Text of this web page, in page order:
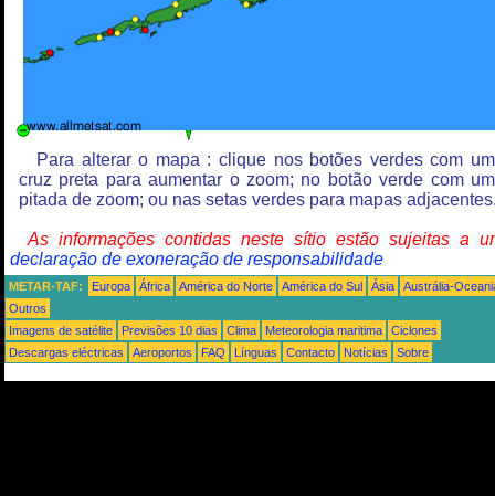
Para alterar o mapa : clique nos botões verdes com
cruz preta para aumentar o zoom; no botão verde com
pitada de zoom; ou nas setas verdes para mapas
As informações contidas neste sítio estão sujeitas a
declaração de exoneração de responsabilidade
METAR-TAF: Europa África América do Norte América do Sul Ásia
Austrália-
Outros
Imagens de satélite
Previsões 10 dias Clima Meteorologia maritima
Ciclones
Descargas eléctricas
Aeroportos FAQ Línguas Contacto Notícias Sobre